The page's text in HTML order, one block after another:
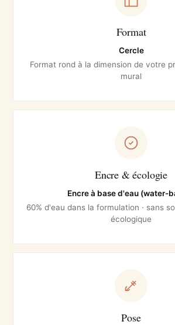
Format
Cercle
Format rond à la dimension de votre
mural
Encre & écologie
Encre à base d'eau (water-
60% d'eau dans la formulation · sans
écologique
Pose